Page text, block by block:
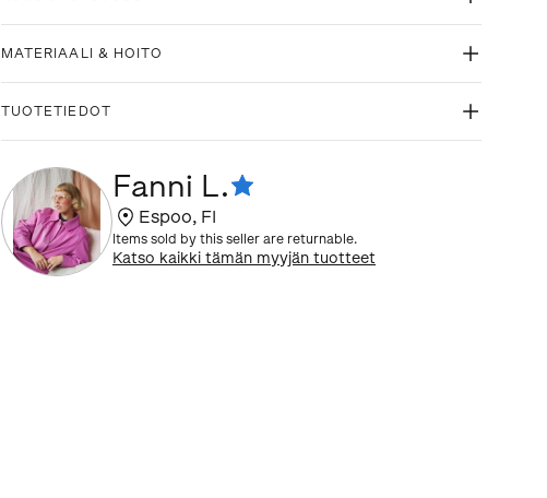
MATERIAALI & HOITO
TUOTETIEDOT
Fanni L.
Espoo, FI
Items sold by this seller are returnable.
Katso kaikki tämän myyjän tuotteet